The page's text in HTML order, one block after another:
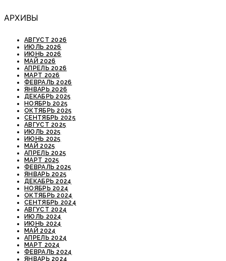
АРХИВЫ
АВГУСТ 2026
ИЮЛЬ 2026
ИЮНЬ 2026
МАЙ 2026
АПРЕЛЬ 2026
МАРТ 2026
ФЕВРАЛЬ 2026
ЯНВАРЬ 2026
ДЕКАБРЬ 2025
НОЯБРЬ 2025
ОКТЯБРЬ 2025
СЕНТЯБРЬ 2025
АВГУСТ 2025
ИЮЛЬ 2025
ИЮНЬ 2025
МАЙ 2025
АПРЕЛЬ 2025
МАРТ 2025
ФЕВРАЛЬ 2025
ЯНВАРЬ 2025
ДЕКАБРЬ 2024
НОЯБРЬ 2024
ОКТЯБРЬ 2024
СЕНТЯБРЬ 2024
АВГУСТ 2024
ИЮЛЬ 2024
ИЮНЬ 2024
МАЙ 2024
АПРЕЛЬ 2024
МАРТ 2024
ФЕВРАЛЬ 2024
ЯНВАРЬ 2024